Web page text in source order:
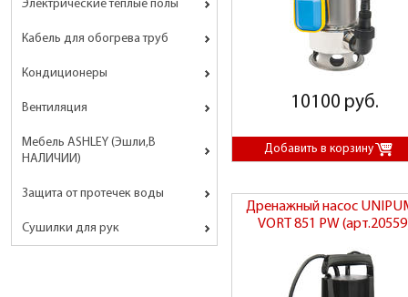
Электрические теплые полы
Кабель для обогрева труб
Кондиционеры
Вентиляция
Мебель ASHLEY (Эшли,В
НАЛИЧИИ)
Защита от протечек воды
Сушилки для рук
10100 руб.
Дренажный насос
VORT 851 PW